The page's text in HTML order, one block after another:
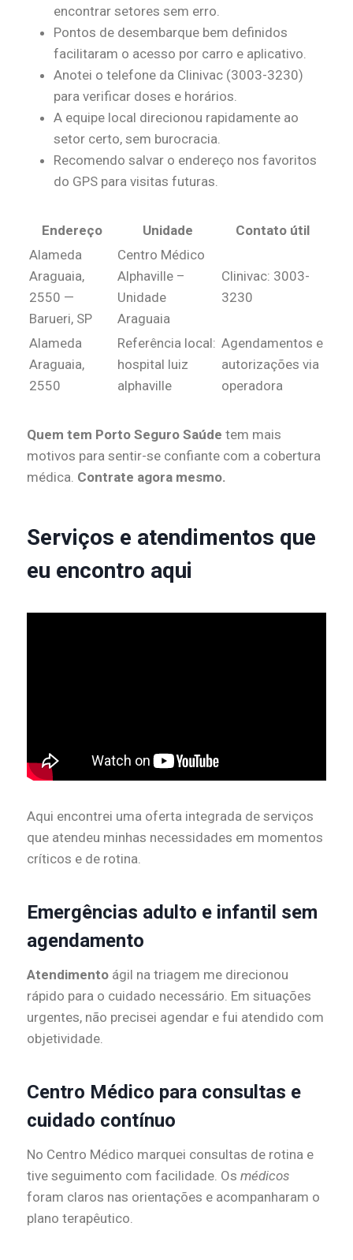
encontrar setores sem erro.
Pontos de desembarque bem definidos
facilitaram o acesso por carro e aplicativo.
Anotei o telefone da Clinivac (3003-3230)
para verificar doses e horários.
A equipe local direcionou rapidamente ao
setor certo, sem burocracia.
Recomendo salvar o endereço nos favoritos
do GPS para visitas futuras.
Endereço Unidade
Contato útil
Alameda
Araguaia,
2550 —
Barueri, SP
Centro Médico
Alphaville –
Unidade
Araguaia
Clinivac: 3003-
3230
Alameda
Araguaia,
2550
Referência local:
hospital luiz
alphaville
Agendamentos e
autorizações via
operadora
Quem tem Porto Seguro Saúde tem mais
motivos para sentir-se confiante com a cobertura
médica. Contrate agora mesmo.
Serviços e atendimentos que
eu encontro aqui
Aqui encontrei uma oferta integrada de serviços
que atendeu minhas necessidades em momentos
críticos e de rotina.
Emergências adulto e infantil sem
agendamento
Atendimento ágil na triagem me direcionou
rápido para o cuidado necessário. Em situações
urgentes, não precisei agendar e fui atendido com
objetividade.
Centro Médico para consultas e
cuidado contínuo
No Centro Médico marquei consultas de rotina e
tive seguimento com facilidade. Os médicos
foram claros nas orientações e acompanharam o
plano terapêutico.